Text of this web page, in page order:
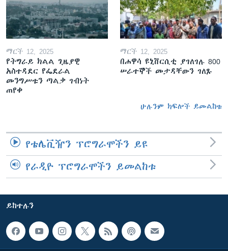
ማርች 12, 2025
የትግራይ ክልል ጊዜያዊ
አስተዳደር የፌደራል
መንግሥቱን ጣልቃ ገብነት
ጠየቀ
ማርች 12, 2025
በሐዋሳ ዩኒቨርሲቲ ያገለገሉ 800
ሠራተኞች መታዳቸውን ገለጹ
ሁሉንም ክፍሎች ይመልከቱ
የቴሌቪዥን ፕሮግራሞችን ይዩ
የራዲዮ ፕሮግራሞችን ይመልከቱ
ይከተሉን